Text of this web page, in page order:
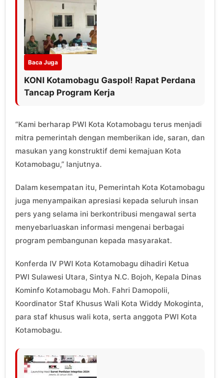
Baca Juga
KONI Kotamobagu Gaspol! Rapat Perdana
Tancap Program Kerja
“Kami berharap PWI Kota Kotamobagu terus menjadi
mitra pemerintah dengan memberikan ide, saran, dan
masukan yang konstruktif demi kemajuan Kota
Kotamobagu,” lanjutnya.
Dalam kesempatan itu, Pemerintah Kota Kotamobagu
juga menyampaikan apresiasi kepada seluruh insan
pers yang selama ini berkontribusi mengawal serta
menyebarluaskan informasi mengenai berbagai
program pembangunan kepada masyarakat.
Konferda IV PWI Kota Kotamobagu dihadiri Ketua
PWI Sulawesi Utara, Sintya N.C. Bojoh, Kepala Dinas
Kominfo Kotamobagu Moh. Fahri Damopolii,
Koordinator Staf Khusus Wali Kota Widdy Mokoginta,
para staf khusus wali kota, serta anggota PWI Kota
Kotamobagu.